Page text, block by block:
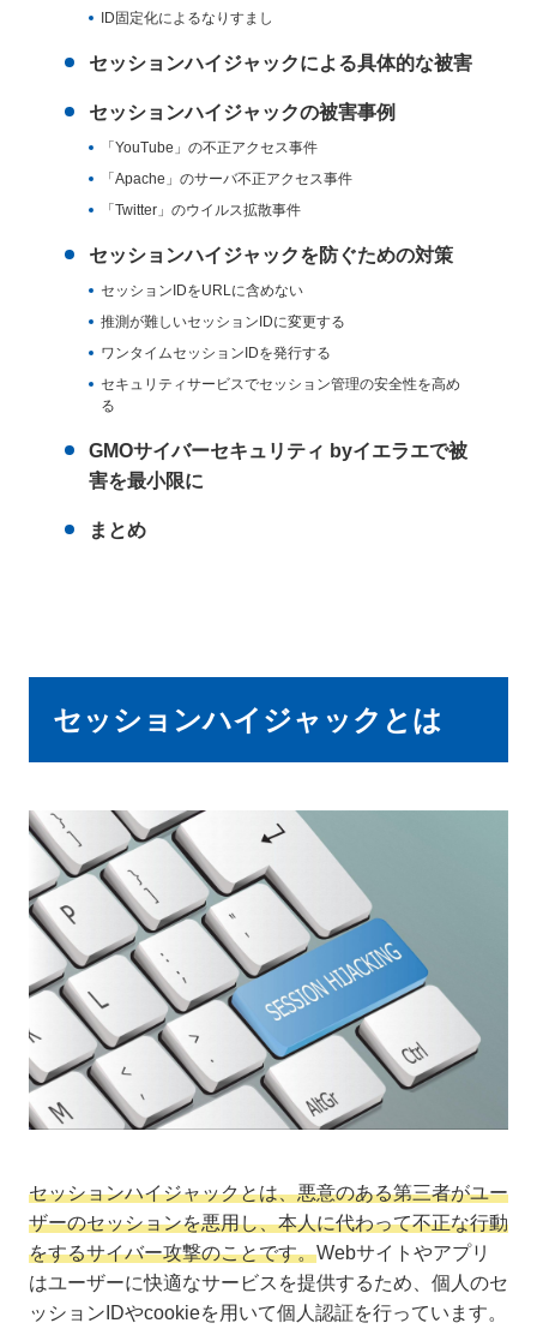
ID固定化によるなりすまし
セッションハイジャックによる具体的な被害
セッションハイジャックの被害事例
「YouTube」の不正アクセス事件
「Apache」のサーバ不正アクセス事件
「Twitter」のウイルス拡散事件
セッションハイジャックを防ぐための対策
セッションIDをURLに含めない
推測が難しいセッションIDに変更する
ワンタイムセッションIDを発行する
セキュリティサービスでセッション管理の安全性を高め
る
GMOサイバーセキュリティ byイエラエで被
害を最小限に
まとめ
セッションハイジャックとは
セッションハイジャックとは、悪意のある第三者がユー
ザーのセッションを悪用し、本人に代わって不正な行動
をするサイバー攻撃のことです。Webサイトやアプリ
はユーザーに快適なサービスを提供するため、個人のセ
ッションIDやcookieを用いて個人認証を行っています。